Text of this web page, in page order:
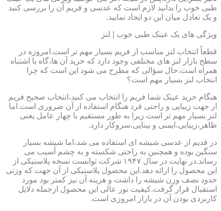
طبی خوب را بدانید لازم است که عدسی و فریم آن را بررسی کنید
و یک تعادل میان این دو ایجاد نمایید.
ویژگی های یک عینک طبی خوب | لنز
قطعاً انتخاب لنز مناسب از فریم بسیار مهم تر است.امروزه در
سطح بازار لنز های مختلفی وجود دارد که خرید آن ها،گاه با اشتباه
همراه است.حال سؤالی که مطرح می شود این است که چرا
انتخاب لنز بسیار مهم است؟
هنگام خرید عینک شما فریم را انتخاب می کنید،انتخاب صحیح فریم
از جهت زیبایی و راحتی فرد هنگام استفاده از آن ضروری است.اما
لنز بسیار مهم تر است زیرا به طور مستقیم با چهار عامل یعنی
ظاهر،زیبایی،ایمنی و بینایی،سروکار دارد.
در قدیم از عدسی شیشه ای استفاده می شد،اما شیشه بسیار
سنگین بوده و همچنین به راحتی شکسته و به چشم آسیب می
رساند.در نهایت در سال ۱۹۴۷ شرکت توانست نسخه پلاستیکی از
این محصول را ارائه دهد.این محصول پلاستیکی از آن جهت که وزنی
حدود نصف وزن شیشه را داشت و هزینه آن نیز کمتر بود مورد
استقبال قرار گرفت.کیفیت نور عالی این محصول ازجمله دلایل
کاربردی بودن آن در بازار امروزی است.